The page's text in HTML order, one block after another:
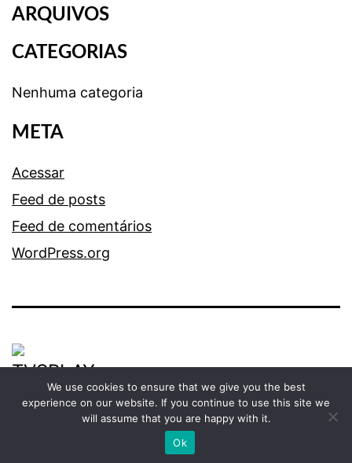
ARQUIVOS
CATEGORIAS
Nenhuma categoria
META
Acessar
Feed de posts
Feed de comentários
WordPress.org
Orgulhosamente desenvolvido com WordPress.
We use cookies to ensure that we give you the best
experience on our website. If you continue to use this site we
will assume that you are happy with it.
Ok